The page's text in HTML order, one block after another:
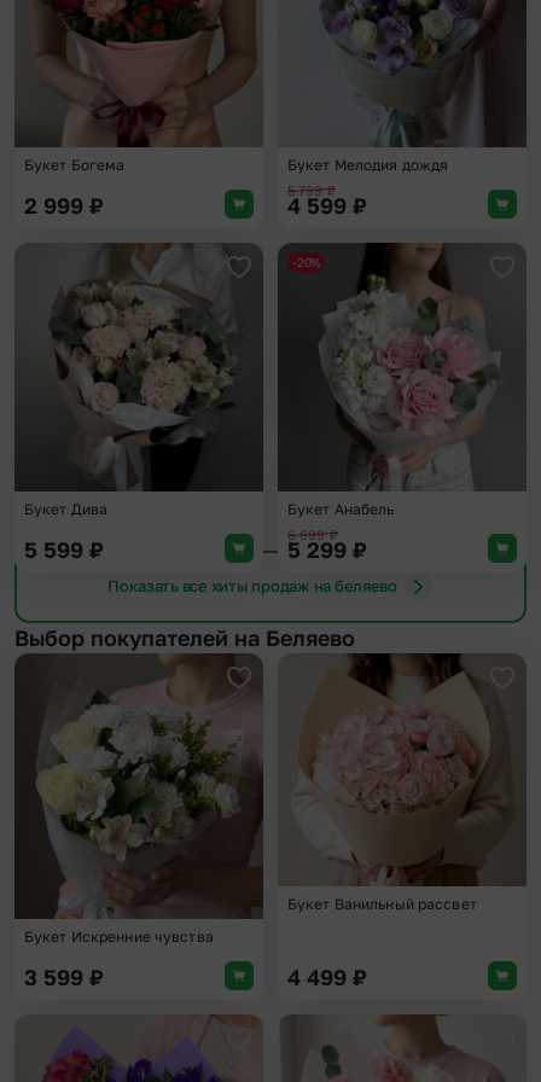
Букет Богема
2 999 ₽
Букет Мелодия дождя
5 799₽
4 599 ₽
Добавить в избранное
Букет Дива
5 599 ₽
-20%
Букет Анабель
6 699₽
5 299 ₽
Показать все хиты продаж на беляево
Выбор покупателей на Беляево
Добавить в избранное
Букет Искренние чувства
3 599 ₽
Букет Ванильный рассвет
4 499 ₽
Добавить в избранное